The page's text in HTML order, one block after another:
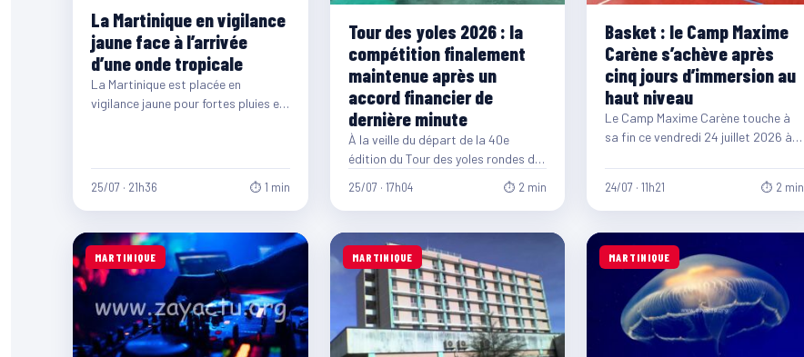
La Martinique en vigilance
jaune face à l’arrivée
d’une onde tropicale
La Martinique est placée en
vigilance jaune pour fortes pluies et
25/07 · 21h36 ⏱ 1 min
Tour des yoles 2026 : la
compétition finalement
maintenue après un
accord financier de
dernière minute
À la veille du départ de la 40e
édition du Tour des yoles rondes de
Martinique, l'organisation de…
25/07 · 17h04 ⏱ 2 min
Basket : le Camp Maxime
Carène s’achève après
cinq jours d’immersion au
haut niveau
Le Camp Maxime Carène touche à
sa fin ce vendredi 24 juillet 2026 à
24/07 · 11h21 ⏱ 2 min
MARTINIQUE MARTINIQUE MARTINIQUE